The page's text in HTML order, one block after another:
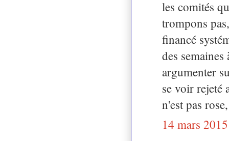
les comités
trompons
financé
des
argumenter
se voir rejeté
n'est pas
14 mars